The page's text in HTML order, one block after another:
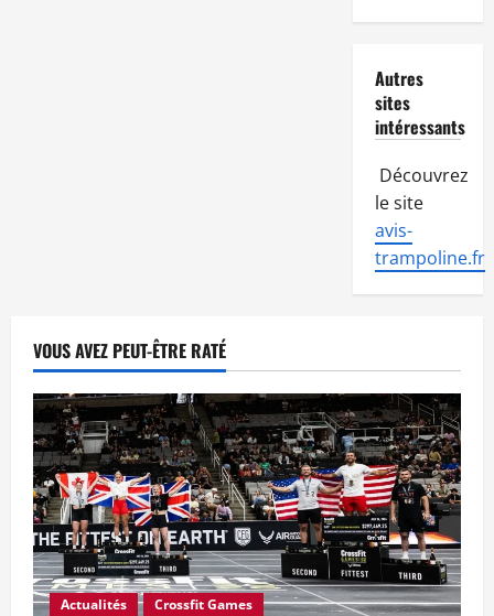
Autres
sites
intéressants
Découvrez
le site
avis-
trampoline.fr
VOUS AVEZ PEUT-ÊTRE RATÉ
Actualités Crossfit Games